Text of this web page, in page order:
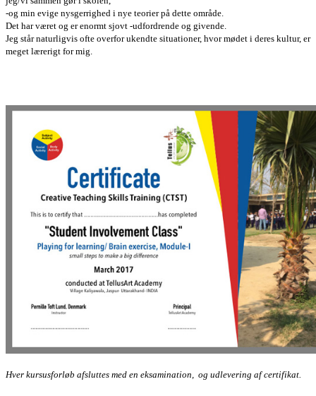
-og min evige nysgerrighed i nye teorier på dette område.
Det har været og er enormt sjovt -udfordrende og givende.
Jeg står naturligvis ofte overfor ukendte situationer, hvor mødet i deres kultur, er
meget lærerigt for mig.
Hver kursusforløb afsluttes med en eksamination, og udlevering af certifikat.